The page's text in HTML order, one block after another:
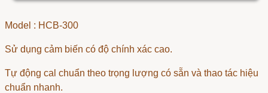
Model : HCB-300
Sử dụng cảm biến có độ chính xác cao.
Tự động cal chuẩn theo trọng lượng có sẵn và thao tác hiệu
chuẩn nhanh.